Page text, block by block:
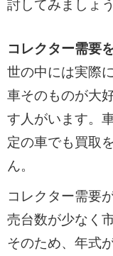
討してみましょう
コレクター需要
世の中には実際
車そのものが大
す人がいます。
定の車でも買取
ん。
コレクター需要
売台数が少なく
そのため、年式